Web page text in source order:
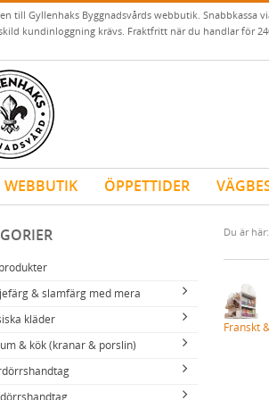
till Gyllenhaks Byggnadsvårds webbutik. Snabbkassa
kundinloggning krävs. Fraktfritt när du handlar för
WEBBUTIK ÖPPETTIDER
& slamfärg med mera
Vita kulörer
Grå kulörer
Gula kulörer
linoljefärger
rödfärg (slamfärger)
kläder
Work Wear
& kök (kranar & porslin)
mässing (innerdörr)
Du är här:
Franskt